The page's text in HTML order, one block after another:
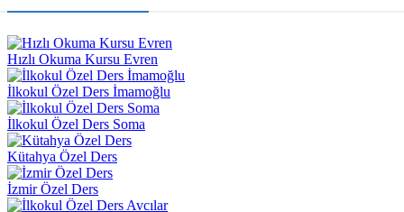
Hızlı Okuma Kursu Evren
İlkokul Özel Ders İmamoğlu
İlkokul Özel Ders Soma
Kütahya Özel Ders
İzmir Özel Ders